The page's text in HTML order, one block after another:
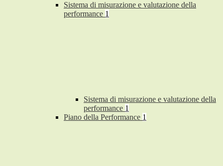
Sistema di misurazione e valutazione della
performance 1
Sistema di misurazione e valutazione della
performance 1
Piano della Performance 1